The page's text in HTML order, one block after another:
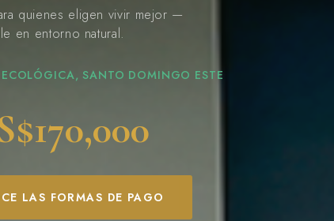
quienes eligen vivir mejor —
en entorno natural.
SANTO DOMINGO ESTE
LAS FORMAS DE PAGO